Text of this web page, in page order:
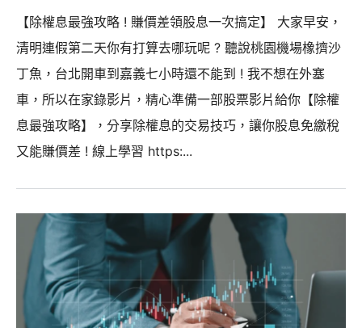
【除權息最強攻略 ! 賺價差領股息一次搞定】 大家早安，
清明連假第二天你有打算去哪玩呢 ? 聽說桃園機場橡擠沙
丁魚，台北開車到嘉義七小時還不能到 ! 我不想在外塞
車，所以在家錄影片，精心準備一部股票影片給你【除權
息最強攻略】，分享除權息的交易技巧，讓你股息免繳稅
又能賺價差 ! 線上學習 https:...